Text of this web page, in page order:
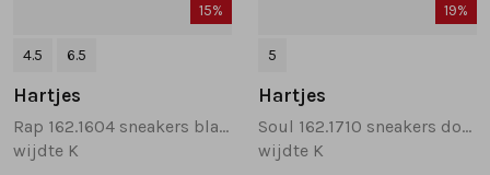
15%
4.5 6.5
Hartjes
Rap 162.1604 sneakers blauw
wijdte K
19%
5
Hartjes
Soul 162.1710 sneakers donkerblauw
wijdte K